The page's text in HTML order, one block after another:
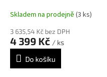
Skladem na prodejně (3 ks)
3 635,54 Kč bez DPH
4 399 Kč / ks
Do košíku